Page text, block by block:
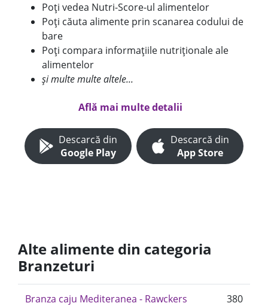
Poți vedea Nutri-Score-ul alimentelor
Poți căuta alimente prin scanarea codului de
bare
Poți compara informațiile nutriționale ale
alimentelor
și multe multe altele...
Află mai multe detalii
Descarcă din
Google Play
Descarcă din
App Store
Alte alimente din categoria
Branzeturi
Branza caju Mediteranea - Rawckers
380